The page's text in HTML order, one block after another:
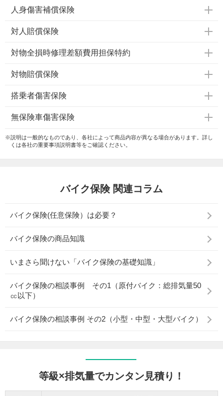
人身傷害補償保険
対人賠償保険
対物全損時修理差額費用担保特約
対物賠償保険
搭乗者傷害保険
無保険車傷害保険
※説明は一般的なものであり、各社によって商品内容が異なる場合があります。詳し
くは各社の重要事項説明書等をご確認ください。
バイク保険 関連コラム
バイク保険(任意保険）は必要？
バイク保険の商品知識
いまさら聞けない「バイク保険の基礎知識」
バイク保険の相談事例 その1（原付バイク：総排気量50
㏄以下）
バイク保険の相談事例 その2（小型・中型・大型バイク）
等級×排気量でカンタン見積り！